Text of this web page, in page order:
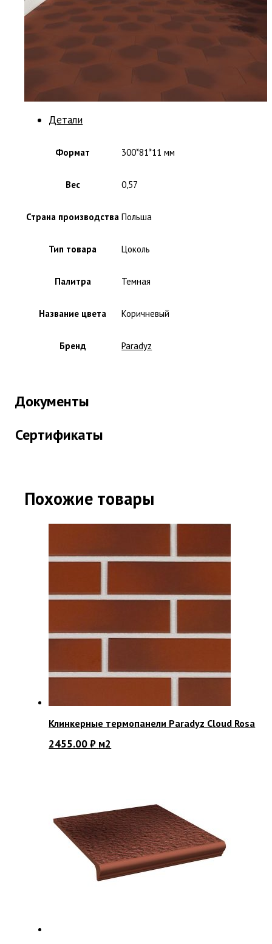
Детали
Формат 300*81*11 мм
Вес 0,57
Страна производства Польша
Тип товара Цоколь
Палитра Темная
Название цвета Коричневый
Бренд Paradyz
Документы
Сертификаты
Похожие товары
Клинкерные термопанели Paradyz Cloud Rosa
2455.00₽ м2